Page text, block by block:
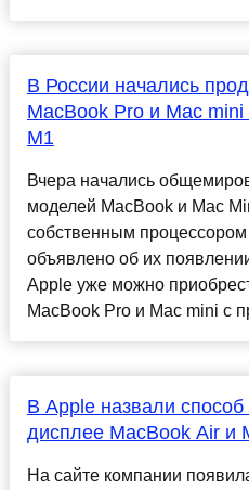
В России начались
MacBook Pro и Mac
M1
Вчера начались
моделей MacBook и Mac
собственным
объявлено об их
Apple уже можно
MacBook Pro и Mac mini с
В Apple назвали
дисплее MacBook Air и
На сайте компании